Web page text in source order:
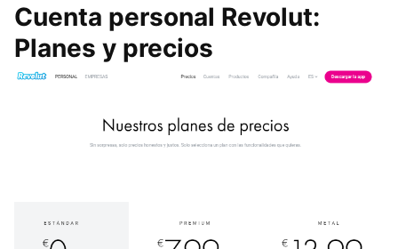
Cuenta personal Revolut:
Planes y precios